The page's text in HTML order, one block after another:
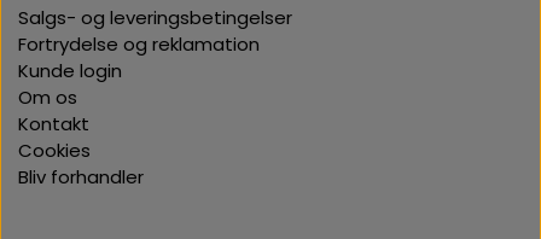
Salgs- og leveringsbetingelser
Fortrydelse og reklamation
Kunde login
Om os
Kontakt
Cookies
Bliv forhandler